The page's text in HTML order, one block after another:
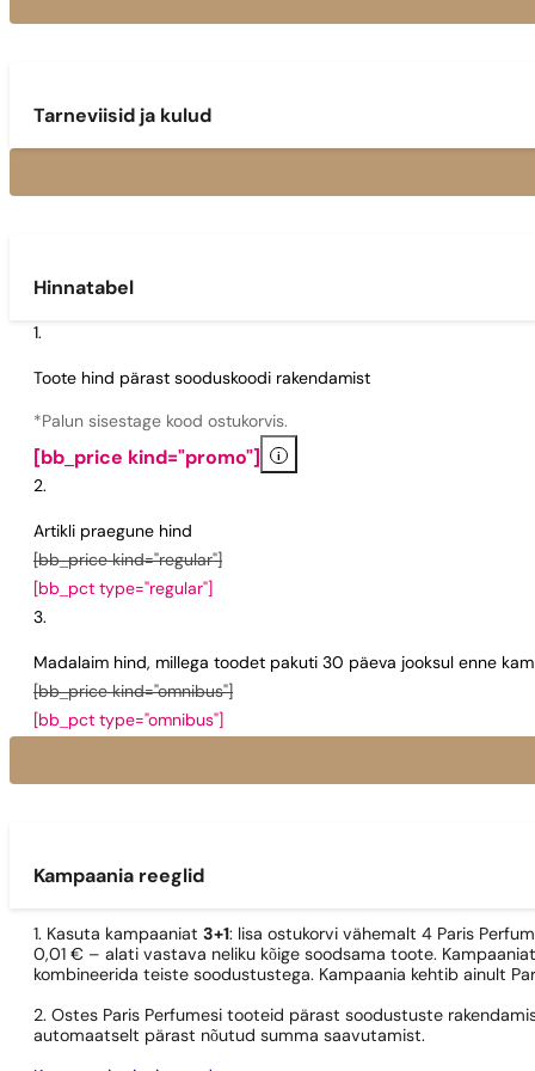
Tarneviisid ja kulud
Hinnatabel
Toote hind pärast sooduskoodi rakendamist
*Palun sisestage kood ostukorvis.
[bb_price kind="promo"] i
Artikli praegune hind
[bb_price kind="regular"]
[bb_pct type="regular"]
Madalaim hind, millega toodet pakuti 30 päeva jooksul enne
[bb_price kind="omnibus"]
[bb_pct type="omnibus"]
Kampaania reeglid
1. Kasuta kampaaniat 3+1: lisa ostukorvi vähemalt 4 Paris
0,01 € – alati vastava neliku kõige soodsama toote.
kombineerida teiste soodustustega. Kampaania kehtib ainult
2. Ostes Paris Perfumesi tooteid pärast soodustuste
automaatselt pärast nõutud summa saavutamist.